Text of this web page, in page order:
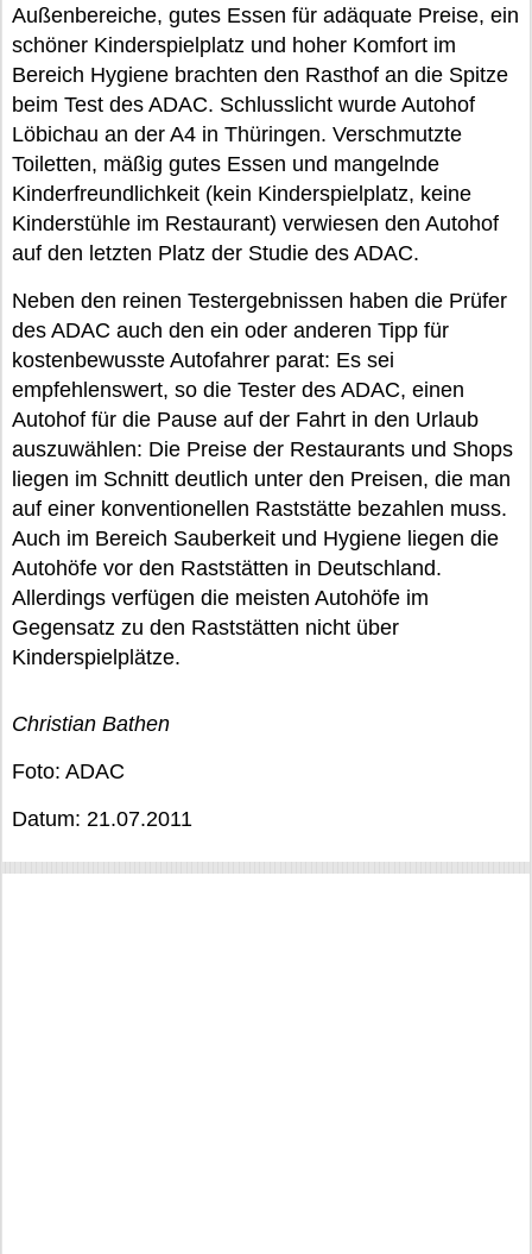
Außenbereiche, gutes Essen für adäquate Preise, ein
schöner Kinderspielplatz und hoher Komfort im
Bereich Hygiene brachten den Rasthof an die Spitze
beim Test des ADAC. Schlusslicht wurde Autohof
Löbichau an der A4 in Thüringen. Verschmutzte
Toiletten, mäßig gutes Essen und mangelnde
Kinderfreundlichkeit (kein Kinderspielplatz, keine
Kinderstühle im Restaurant) verwiesen den Autohof
auf den letzten Platz der Studie des ADAC.
Neben den reinen Testergebnissen haben die Prüfer
des ADAC auch den ein oder anderen Tipp für
kostenbewusste Autofahrer parat: Es sei
empfehlenswert, so die Tester des ADAC, einen
Autohof für die Pause auf der Fahrt in den Urlaub
auszuwählen: Die Preise der Restaurants und Shops
liegen im Schnitt deutlich unter den Preisen, die man
auf einer konventionellen Raststätte bezahlen muss.
Auch im Bereich Sauberkeit und Hygiene liegen die
Autohöfe vor den Raststätten in Deutschland.
Allerdings verfügen die meisten Autohöfe im
Gegensatz zu den Raststätten nicht über
Kinderspielplätze.
Christian Bathen
Foto: ADAC
Datum: 21.07.2011